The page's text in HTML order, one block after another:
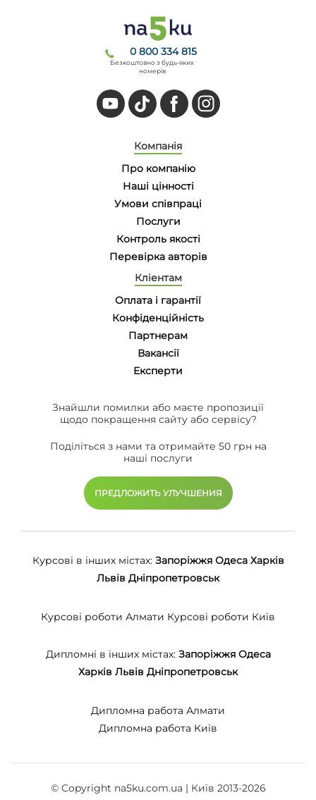
0 800 334 815
Безкоштовно з будь-яких
номерів
Компанія
Про компанію
Наші цінності
Умови співпраці
Послуги
Контроль якості
Перевірка авторів
Кліентам
Оплата і гарантії
Конфіденційність
Партнерам
Вакансії
Eксперти
Знайшли помилки або маєте пропозиції
щодо покращення сайту або сервісу?
Поділіться з нами та отримайте 50 грн на
наші послуги
ПРЕДЛОЖИТЬ УЛУЧШЕНИЯ
Курсові в інших містах: Запоріжжя Одеса Харків
Львів Дніпропетровськ
Курсові роботи Алмати Курсові роботи Київ
Дипломні в інших містах: Запоріжжя Одеса
Харків Львів Дніпропетровськ
Дипломна работа Алмати
Дипломна работа Київ
© Copyright na5ku.com.ua | Київ 2013-2026